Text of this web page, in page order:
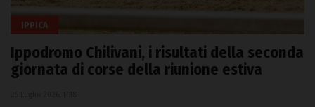
IPPICA
Ippodromo Chilivani, i risultati della seconda
giornata di corse della riunione estiva